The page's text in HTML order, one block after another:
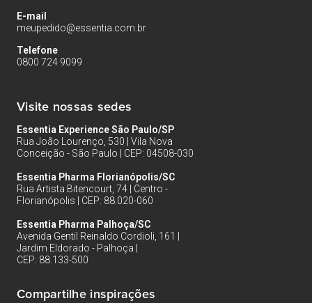
E-mail
meupedido@essentia.com.br
Telefone
0800 724 9099
Visite nossas sedes
Essentia Experience São Paulo/SP
Rua João Lourenço, 530 | Vila Nova
Conceição - São Paulo | CEP: 04508-030
Essentia Pharma Florianópolis/SC
Rua Artista Bitencourt, 74 | Centro -
Florianópolis | CEP: 88.020-060
Essentia Pharma Palhoça/SC
Avenida Gentil Reinaldo Cordioli, 161 |
Jardim Eldorado - Palhoça |
CEP: 88.133-500
Compartilhe inspirações